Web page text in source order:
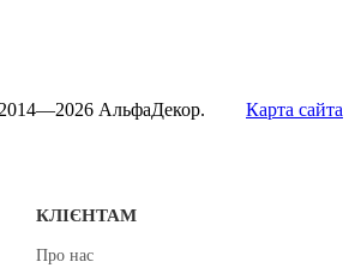
АльфаДекор. Карта сайта
КЛІЄНТАМ
Про нас